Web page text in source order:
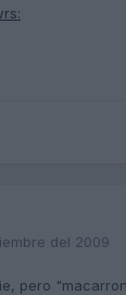
del 2009
pero